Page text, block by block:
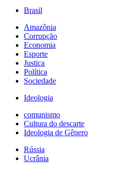
Brasil
Amazônia
Corrupção
Economia
Esporte
Justiça
Política
Sociedade
Ideologia
comunismo
Cultura do descarte
Ideologia de Gênero
Rússia
Ucrânia